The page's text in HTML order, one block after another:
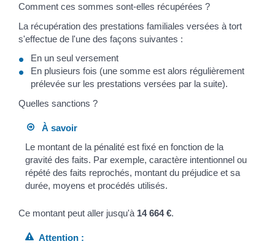
Comment ces sommes sont-elles récupérées ?
La récupération des prestations familiales versées à tort
s'effectue de l'une des façons suivantes :
En un seul versement
En plusieurs fois (une somme est alors régulièrement
prélevée sur les prestations versées par la suite).
Quelles sanctions ?
À savoir
Le montant de la pénalité est fixé en fonction de la
gravité des faits. Par exemple, caractère intentionnel ou
répété des faits reprochés, montant du préjudice et sa
durée, moyens et procédés utilisés.
Ce montant peut aller jusqu'à 14 664 €.
Attention :